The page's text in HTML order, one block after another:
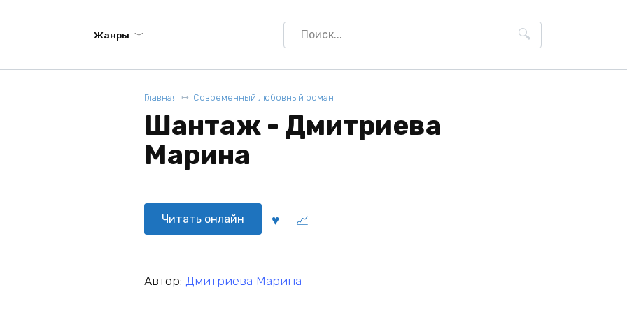
Жанры
Search
for:
Главная Современный любовный роман
Шантаж - Дмитриева
Марина
Читать онлайн
Автор: Дмитриева Марина